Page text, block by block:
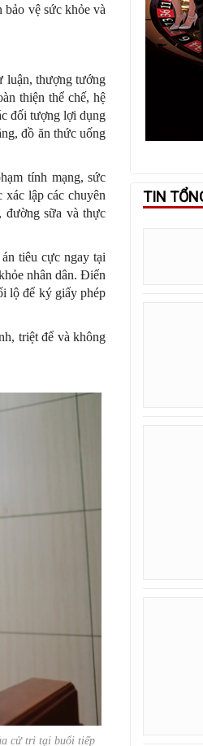
bảo vệ sức khỏe và
luận, thượng tướng
thiện thể chế, hệ
đối tượng lợi dụng
đồ ăn thức uống
tính mạng, sức
lập các chuyên
đường sữa và thực
tiêu cực ngay tại
nhân dân. Điển
lộ để ký giấy phép
triệt để và không
cử tri tại buổi tiếp
TIN